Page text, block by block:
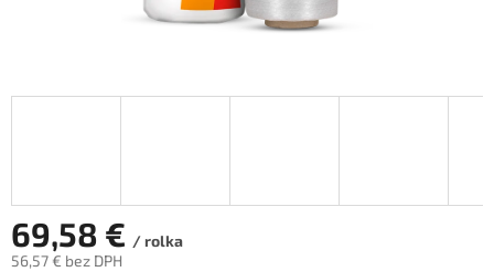
69,58 € / rolka
56,57 € bez DPH